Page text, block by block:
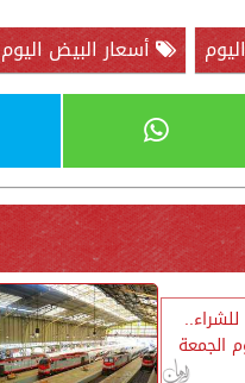
أسعار البيض اليوم
جنيه للشراء..
الجمعة